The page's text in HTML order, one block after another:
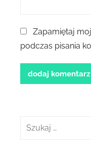
Zapamiętaj
podczas pisania
Szukaj: